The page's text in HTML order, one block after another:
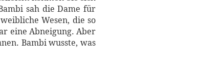
sah die Dame für
Wesen, die so
eine Abneigung. Aber
Bambi wusste, was